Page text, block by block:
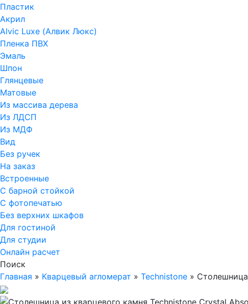
Пластик
Акрил
Alvic Luxe (Алвик Люкс)
Пленка ПВХ
Эмаль
Шпон
Глянцевые
Матовые
Из массива дерева
Из ЛДСП
Из МДФ
Вид
Без ручек
На заказ
Встроенные
С барной стойкой
С фотопечатью
Без верхних шкафов
Для гостиной
Для студии
Онлайн расчет
Поиск
Главная » Кварцевый агломерат » Technistone »